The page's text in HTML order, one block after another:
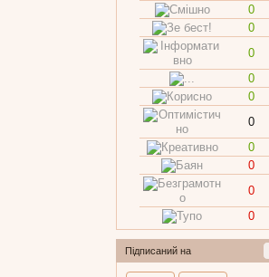
0
0
0
0
0
0
0
0
0
0
Підписаний на